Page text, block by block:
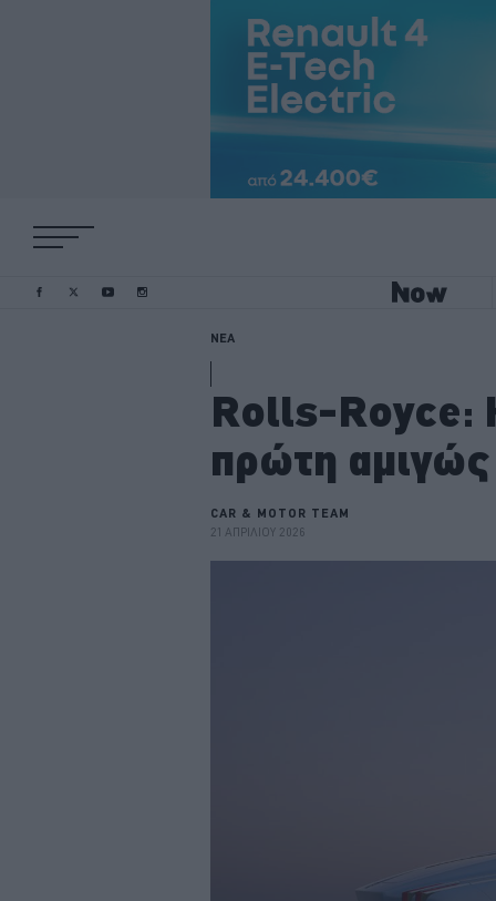
ΝΕΑ
Rolls-Royce:
πρώτη
CAR & MOTOR TEAM
21 ΑΠΡΙΛΙΟΥ 2026